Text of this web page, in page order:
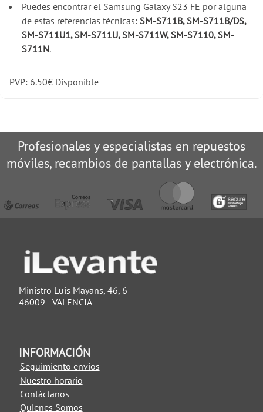
Puedes encontrar el Samsung Galaxy S23 FE por alguna
de estas referencias técnicas: SM-S711B, SM-S711B/DS,
SM-S711U1, SM-S711U, SM-S711W, SM-S7110, SM-
S711N.
PVP: 6.50€ Disponible
Profesionales y especialistas en repuestos
móviles, recambios de pantallas y electrónica.
Ministro Luis Mayans, 46, 6
46009 - VALENCIA
INFORMACIÓN
Seguimiento envíos
Nuestro horario
Contáctanos
Quienes Somos